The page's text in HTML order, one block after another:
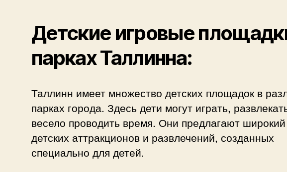
Детские игровые
парках Таллинна:
Таллинн имеет множество детских площадок в
парках города. Здесь дети могут играть,
весело проводить время. Они предлагают
детских аттракционов и развлечений, созданных
специально для детей.